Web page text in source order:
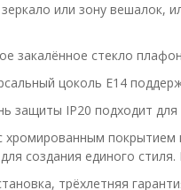
или зону вешалок,
закалённое стекло
цоколь E14
защиты IP20 подходит
хромированным покрытием
создания единого
трёхлетняя